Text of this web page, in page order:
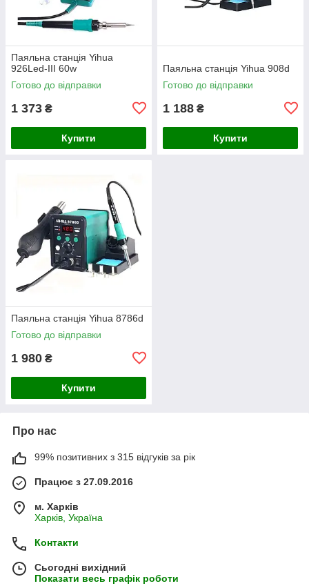
Паяльна станція Yihua
926Led-III 60w
Готово до відправки
1 373 ₴
Купити
Паяльна станція Yihua 908d
Готово до відправки
1 188 ₴
Купити
Паяльна станція Yihua 8786d
Готово до відправки
1 980 ₴
Купити
Про нас
99% позитивних з 315 відгуків за рік
Працює з 27.09.2016
м. Харків
Харків, Україна
Контакти
Сьогодні вихідний
Показати весь графік роботи